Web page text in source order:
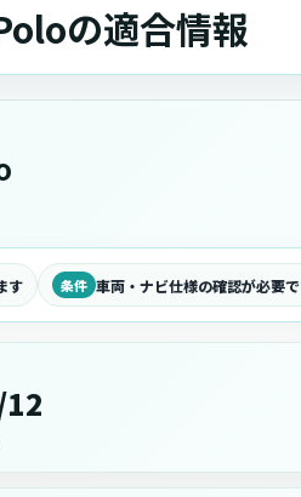
の適合情報
す 条件 車両・ナビ仕様の確認が必要